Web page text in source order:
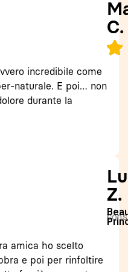
C.
incredibile come
naturale. E poi… non
durante la
Z.
amica ho scelto
e poi per rinfoltire